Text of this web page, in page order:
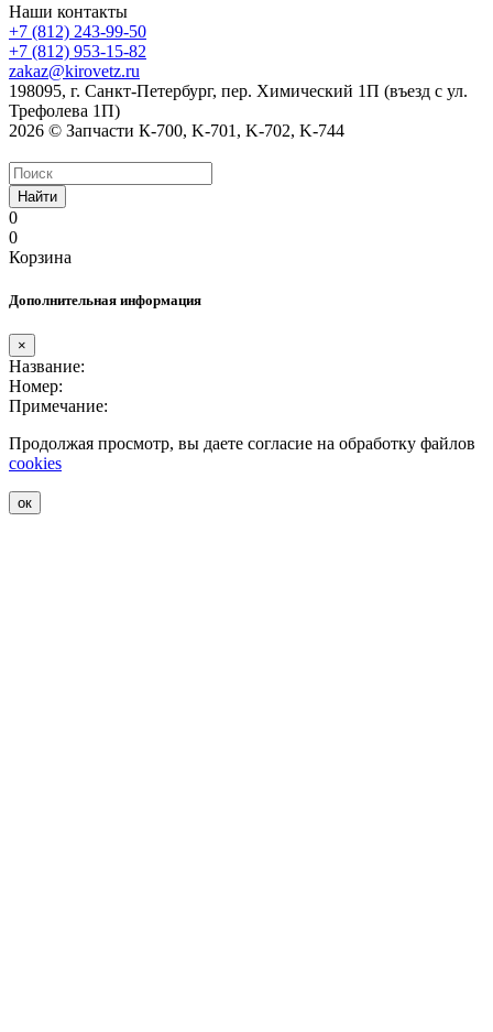
Наши контакты
+7 (812) 243-99-50
+7 (812) 953-15-82
zakaz@kirovetz.ru
198095, г. Санкт-Петербург, пер. Химический 1П (въезд с ул.
Трефолева 1П)
2026 © Запчасти К-700, K-701, K-702, K-744
Найти
0
0
Корзина
Дополнительная информация
×
Название:
Номер:
Примечание:
Продолжая просмотр, вы даете согласие на обработку файлов
cookies
ок